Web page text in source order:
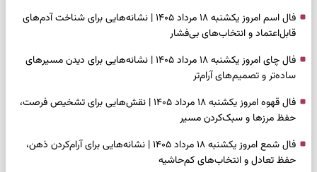
فال اسم امروز یکشنبه ۱۸ مرداد ۱۴۰۵ | نشانه‌هایی برای شناخت آدم‌های
قابل‌اعتماد و انتخاب‌های بی‌فشار
فال چای امروز یکشنبه ۱۸ مرداد ۱۴۰۵ | نشانه‌هایی برای دیدن مسیرهای
ساده‌تر و تصمیم‌های آرام‌تر
فال قهوه امروز یکشنبه ۱۸ مرداد ۱۴۰۵ | نقش‌هایی برای تشخیص فرصت،
حفظ مرزها و سبک‌کردن مسیر
فال شمع امروز یکشنبه ۱۸ مرداد ۱۴۰۵ | نشانه‌هایی برای آرام‌کردن ذهن،
حفظ تعادل و انتخاب‌های کم‌حاشیه